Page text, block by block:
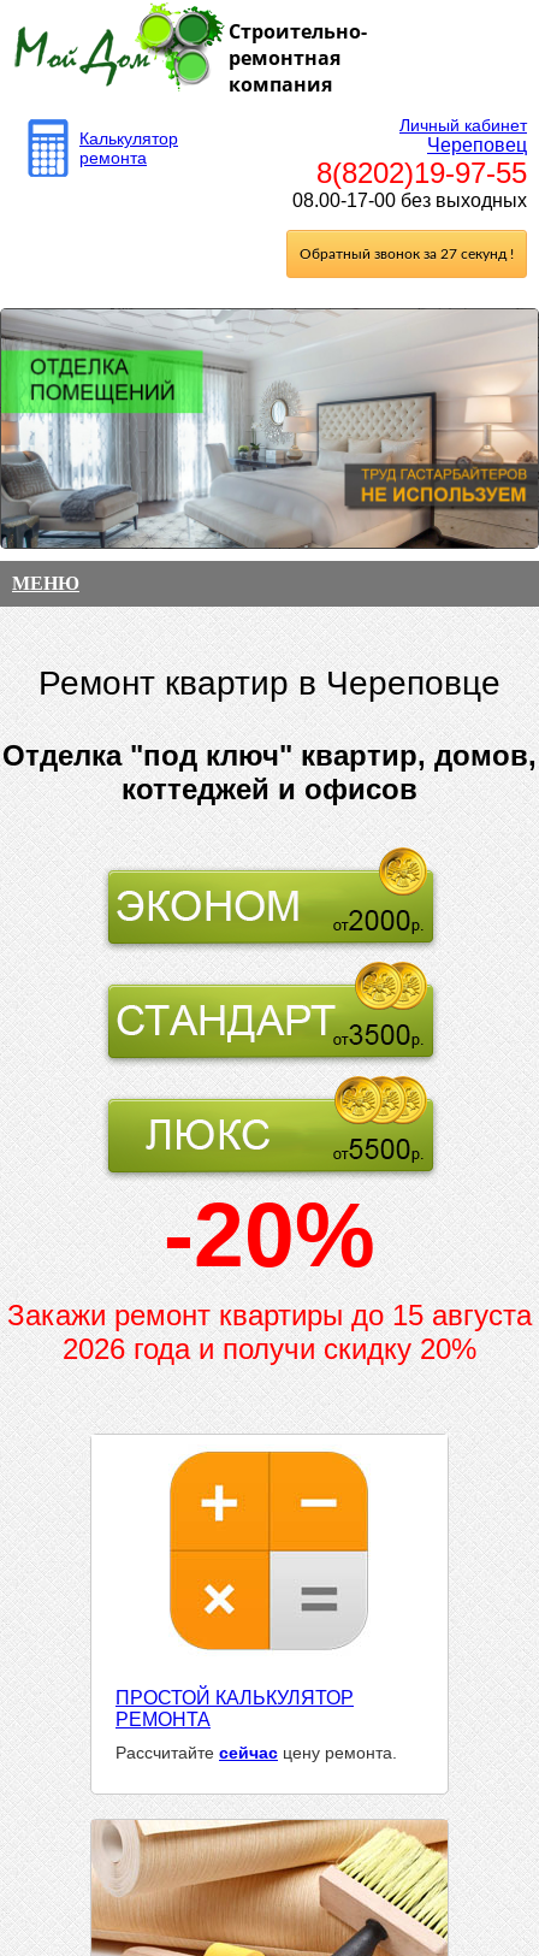
Строительно-
ремонтная
компания
Калькулятор
ремонта
Личный кабинет
Череповец
8(8202)19-97-55
08.00-17-00 без выходных
Обратный звонок за 27 секунд !
МЕНЮ
Ремонт квартир в Череповце
Отделка "под ключ" квартир, домов,
коттеджей и офисов
-20%
Закажи ремонт квартиры до15 августа
2026 года и получи скидку 20%
ПРОСТОЙ КАЛЬКУЛЯТОР
РЕМОНТА
Рассчитайте сейчас цену ремонта.